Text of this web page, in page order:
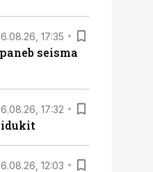
17:35
seisma
17:32
12:03